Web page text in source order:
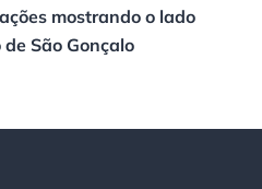
mostrando o lado
São Gonçalo